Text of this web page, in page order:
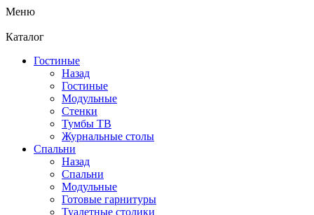
Меню
Каталог
Гостиные
Назад
Гостиные
Модульные
Стенки
Тумбы ТВ
Журнальные столы
Спальни
Назад
Спальни
Модульные
Готовые гарнитуры
Туалетные столики